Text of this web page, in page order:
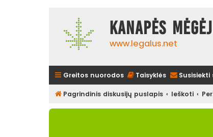
Kanapės
www.legalus.net
Greitos nuorodos Taisyklės
Pagrindinis diskusijų puslapis Ieškoti